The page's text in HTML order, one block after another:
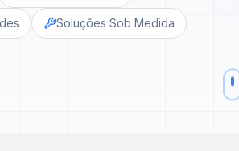
Soluções Sob Medida